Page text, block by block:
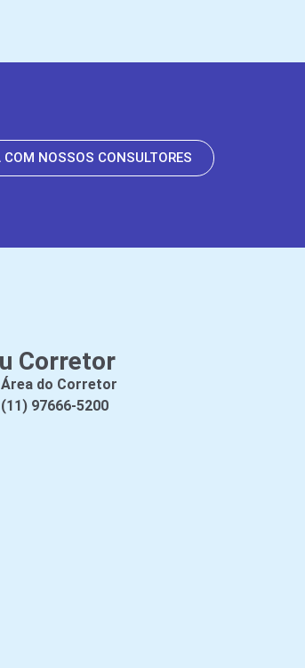
COM NOSSOS CONSULTORES
Corretor
Área do Corretor
(11) 97666-5200